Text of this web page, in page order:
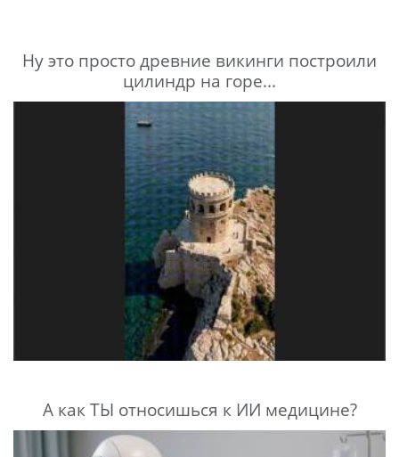
Ну это просто древние викинги построили
цилиндр на горе...
А как ТЫ относишься к ИИ медицине?